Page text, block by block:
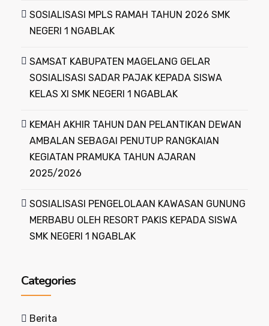
SOSIALISASI MPLS RAMAH TAHUN 2026 SMK
NEGERI 1 NGABLAK
SAMSAT KABUPATEN MAGELANG GELAR
SOSIALISASI SADAR PAJAK KEPADA SISWA
KELAS XI SMK NEGERI 1 NGABLAK
KEMAH AKHIR TAHUN DAN PELANTIKAN DEWAN
AMBALAN SEBAGAI PENUTUP RANGKAIAN
KEGIATAN PRAMUKA TAHUN AJARAN
2025/2026
SOSIALISASI PENGELOLAAN KAWASAN GUNUNG
MERBABU OLEH RESORT PAKIS KEPADA SISWA
SMK NEGERI 1 NGABLAK
Categories
Berita